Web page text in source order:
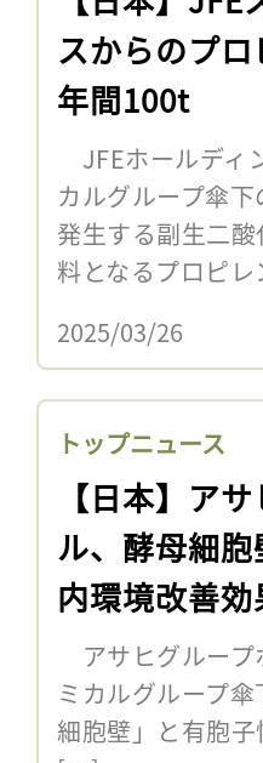
スからのプ
年間100t
JFEホールディ
カルグループ傘
発生する副生二
料となるプロピ
2025/03/26
トップニュース
【日本】ア
ル、酵母細
内環境改善
アサヒグループ
ミカルグループ
細胞壁」と有胞